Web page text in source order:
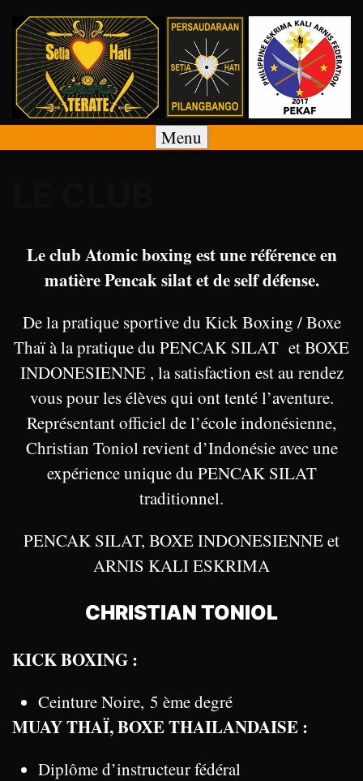
Skip
to
content
PENCAK SILAT – SAUSSET LES PINS 13960
Menu
Le club Atomic boxing est une référence en
matière Pencak silat et de self défense.
De la pratique sportive du Kick Boxing / Boxe
Thaï à la pratique du PENCAK SILAT et BOXE
INDONESIENNE , la satisfaction est au rendez
vous pour les élèves qui ont tenté l’aventure.
Représentant officiel de l’école indonésienne,
Christian Toniol revient d’Indonésie avec une
expérience unique du PENCAK SILAT
traditionnel.
PENCAK SILAT, BOXE INDONESIENNE et
ARNIS KALI ESKRIMA
CHRISTIAN TONIOL
KICK BOXING :
Ceinture Noire, 5 ème degré
MUAY THAÏ, BOXE THAILANDAISE :
Diplôme d’instructeur fédéral